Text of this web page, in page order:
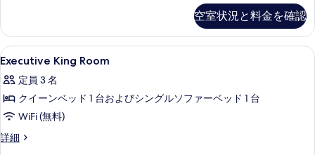
の
写
真
を
表
す
用
バ
ス
ル
ー
ム
の
ー
ム
共
バ
ス
ー
ム
の
空室状況と料金を確認
Executive
King
Room
の
す
べ
Executive King Room | セーフティ
3
Executive King Room
定員 3 名
クイーンベッド 1 台およびシングルソファーベッド 1 台
WiFi (無料)
詳細
Executive